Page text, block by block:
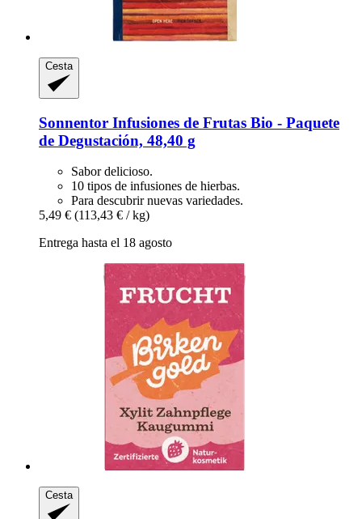
Cesta
Sonnentor Infusiones de Frutas Bio -​ Paquete
de Degustación, 48,40 g
Sabor delicioso.
10 tipos de infusiones de hierbas.
Para descubrir nuevas variedades.
5,49 € (113,43 € / kg)
Entrega hasta el 18 agosto
Cesta